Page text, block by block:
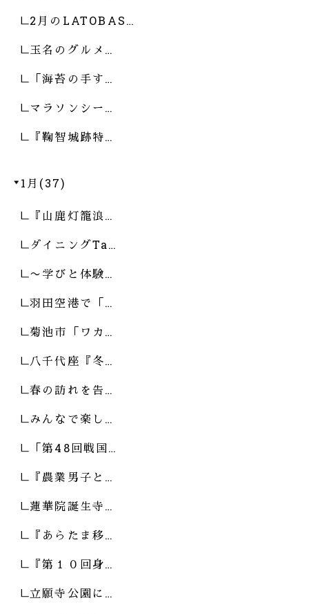
2月のLATOBAS…
玉名のグルメ…
「海苔の手す…
マラソンシー…
『鞠智城跡特…
1月(37)
『山鹿灯籠浪…
ダイニングTa…
〜学びと体験…
羽田空港で「…
菊池市「ワカ…
八千代座『冬…
春の訪れを告…
みんなで楽し…
「第48回戦国…
『農業男子と…
蓮華院誕生寺…
『あらたま移…
『第１０回身…
立願寺公園に…